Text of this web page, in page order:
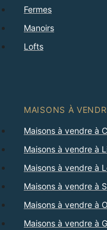
Fermes
Manoirs
Lofts
MAISONS À
Maisons à vendre à
Maisons à vendre à
Maisons à vendre à
Maisons à vendre à
Maisons à vendre à
Maisons à vendre à